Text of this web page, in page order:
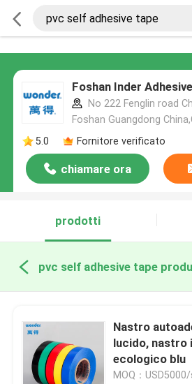
Foshan Inder
No 222 Fenglin road
Foshan Guangdong
5.0
Fornitore verificato
chiamare ora
prodotti
pvc self adhesive tape
Nastro
lucido, nastro
ecologico blu
MOQ：